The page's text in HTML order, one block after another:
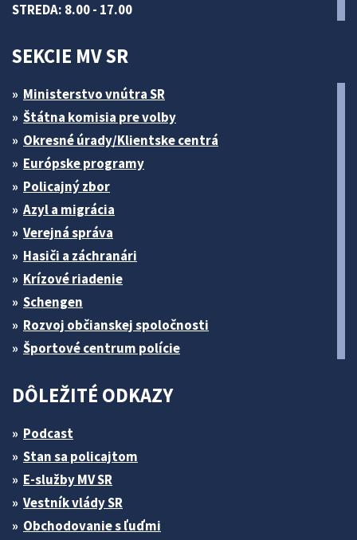
STREDA: 8.00 - 17.00
SEKCIE MV SR
Ministerstvo vnútra SR
Štátna komisia pre volby
Okresné úrady/Klientske centrá
Európske programy
Policajný zbor
Azyl a migrácia
Verejná správa
Hasiči a záchranári
Krízové riadenie
Schengen
Rozvoj občianskej spoločnosti
Športové centrum polície
DÔLEŽITÉ ODKAZY
Podcast
Stan sa policajtom
E-služby MV SR
Vestník vlády SR
Obchodovanie s ľuďmi